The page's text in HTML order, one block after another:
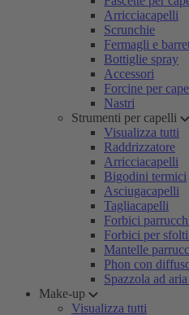
Arricciacapelli
Scrunchie
Fermagli e
Bottiglie spray
Accessori
Forcine per
Nastri
Strumenti per capelli
Visualizza tutti
Raddrizzatore
Arricciacapelli
Bigodini termici
Asciugacapelli
Tagliacapelli
Forbici
Forbici per
Mantelle
Phon con
Spazzola ad
Make-up
Visualizza tutti